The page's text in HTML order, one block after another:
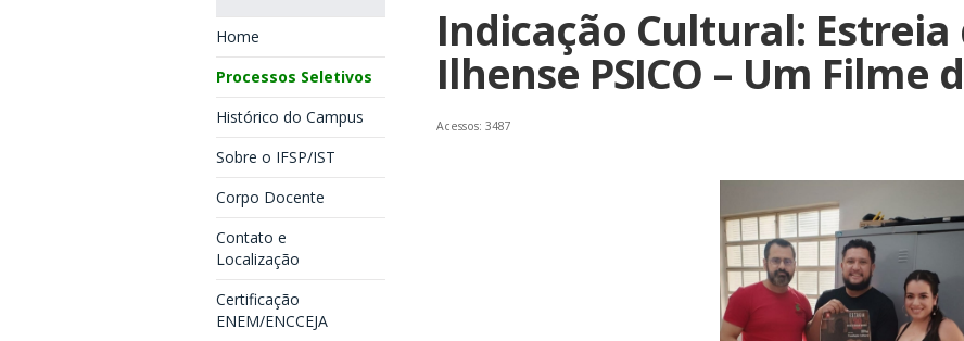
Home
Processos Seletivos
Histórico do Campus
Sobre o IFSP/IST
Corpo Docente
Contato e
Localização
Certificação
ENEM/ENCCEJA
Indicação Cultural: Estreia
Ilhense PSICO – Um Filme
Acessos: 3487